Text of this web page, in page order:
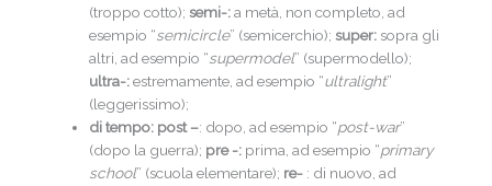
(troppo cotto);semi-:a metà, non completo, ad
esempio “semicircle” (semicerchio);super: sopra gli
altri, ad esempio “supermodel” (supermodello);
ultra-:estremamente, ad esempio “ultralight”
(leggerissimo);
di tempo: post –: dopo, ad esempio “post-war”
(dopo la guerra); pre -: prima, ad esempio “primary
school” (scuola elementare); re- : di nuovo, ad